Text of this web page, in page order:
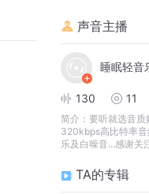
声音主播
睡眠轻音
130 11
简介： 要听就选音质
320kbps高比特率
乐及白噪音...感谢关
TA的专辑